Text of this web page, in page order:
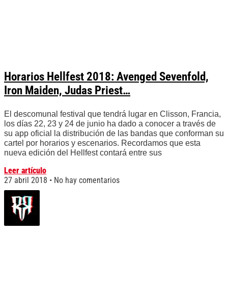
Horarios Hellfest 2018: Avenged Sevenfold,
Iron Maiden, Judas Priest…
El descomunal festival que tendrá lugar en Clisson, Francia,
los días 22, 23 y 24 de junio ha dado a conocer a través de
su app oficial la distribución de las bandas que conforman su
cartel por horarios y escenarios. Recordamos que esta
nueva edición del Hellfest contará entre sus
Leer artículo
27 abril 2018
No hay comentarios